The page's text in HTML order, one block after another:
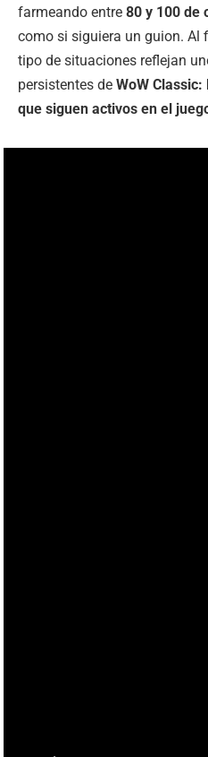
farmeando entre 80 y 100 de
como si siguiera un guion. Al
tipo de situaciones reflejan
persistentes de WoW
que siguen activos en el